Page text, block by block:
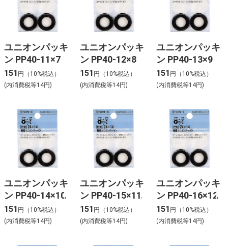
ユニオンパッキ
ン PP40-11×7
151 円（10%税込）
(内消費税等14円)
ユニオンパッキ
ン PP40-12×8
151 円（10%税込）
(内消費税等14円)
ユニオンパッキ
ン PP40-13×9
151 円（10%税込）
(内消費税等14円)
ユニオンパッキ
ン PP40-14×10
151 円（10%税込）
(内消費税等14円)
ユニオンパッキ
ン PP40-15×11
151 円（10%税込）
(内消費税等14円)
ユニオンパッキ
ン PP40-16×12
151 円（10%税込）
(内消費税等14円)